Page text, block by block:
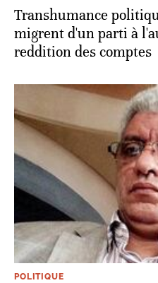
Transhumance
migrent d'un parti à
reddition des comptes
POLITIQUE